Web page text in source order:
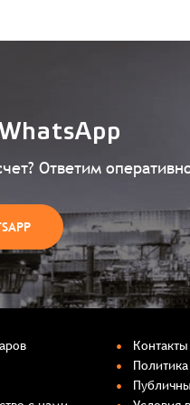
Ответим
Контакты